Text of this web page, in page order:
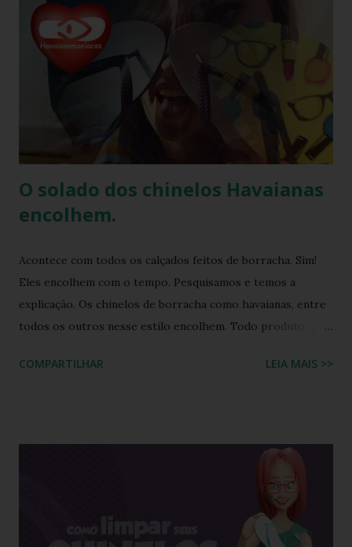
também oferece bolsas, mochilas e acessórios, solidificando
sua presença na moda e na cultura popular. A Havaianas tem
colaborado com diversas marcas e celebridades ao longo
dos anos, criando coleções limitadas e edições especiais de
seus produtos. Amplamente conhecida por seus esforços
de responsabilidade social e ambiental, a havaianas
O solado dos chinelos Havaianas
encolhem.
Acontece com todos os calçados feitos de borracha. Sim!
Eles encolhem com o tempo. Pesquisamos e temos a
explicação. Os chinelos de borracha como havaianas, entre
todos os outros nesse estilo encolhem. Todo produto que
tanto do calor quanto do frio, ou seja, durante o processo
será molhado e exposto ao sol, sendo assim o chinelo pode
encolher de 1 a 2 cm. A comprovação é simples, se você
utilizar o chinelo adquirido no ano passado você verá que
ele está mais justo ao seu pé e se comprar um novo e
COMPARTILHAR LEIA MAIS >>